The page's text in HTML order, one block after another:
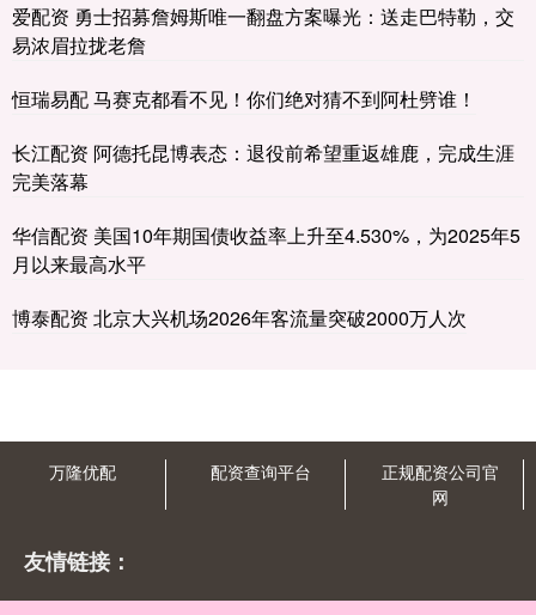
爱配资 勇士招募詹姆斯唯一翻盘方案曝光：送走巴特勒，交
易浓眉拉拢老詹
恒瑞易配 马赛克都看不见！你们绝对猜不到阿杜劈谁！
长江配资 阿德托昆博表态：退役前希望重返雄鹿，完成生涯
完美落幕
华信配资 美国10年期国债收益率上升至4.530%，为2025年5
月以来最高水平
博泰配资 北京大兴机场2026年客流量突破2000万人次
万隆优配 配资查询平台
正规配资公司官
网
友情链接：